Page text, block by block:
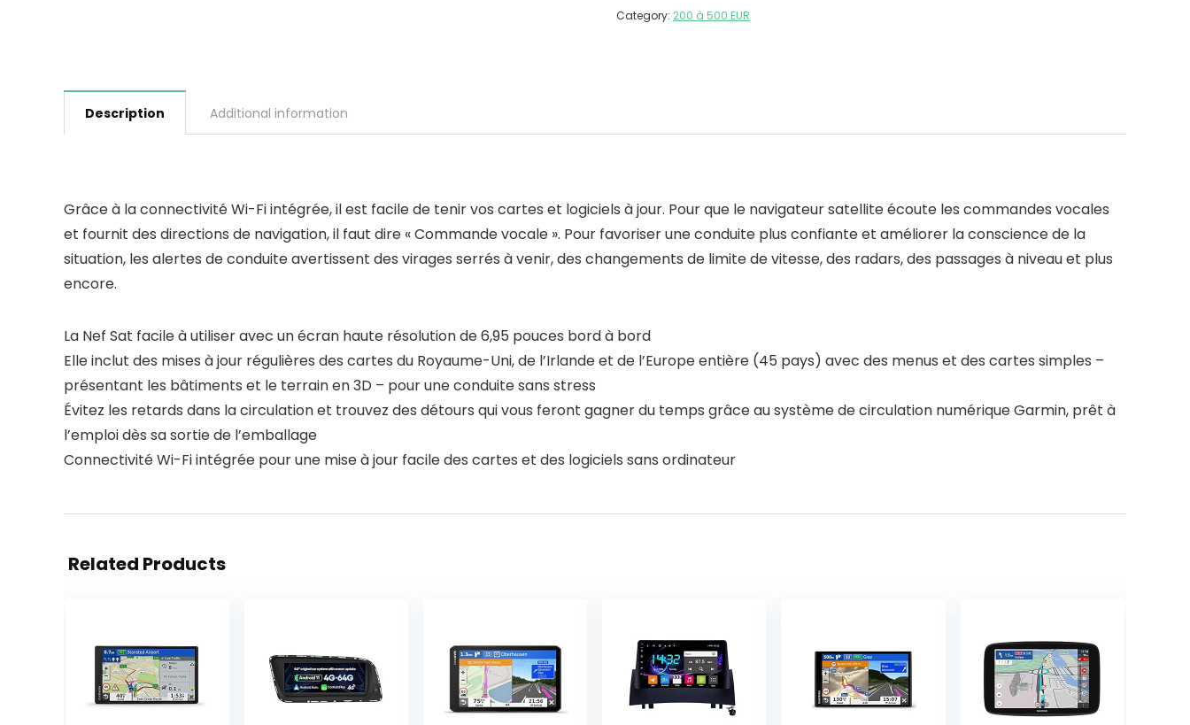
Category: 200 à 500 EUR
Description Additional information
Grâce à la connectivité Wi-Fi intégrée, il est facile de tenir vos cartes et logiciels à jour. Pour que le navigateur satellite écoute les commandes vocales
et fournit des directions de navigation, il faut dire « Commande vocale ». Pour favoriser une conduite plus confiante et améliorer la conscience de la
situation, les alertes de conduite avertissent des virages serrés à venir, des changements de limite de vitesse, des radars, des passages à niveau et plus
encore.
La Nef Sat facile à utiliser avec un écran haute résolution de 6,95 pouces bord à bord
Elle inclut des mises à jour régulières des cartes du Royaume-Uni, de l’Irlande et de l’Europe entière (45 pays) avec des menus et des cartes simples –
présentant les bâtiments et le terrain en 3D – pour une conduite sans stress
Évitez les retards dans la circulation et trouvez des détours qui vous feront gagner du temps grâce au système de circulation numérique Garmin, prêt à
l’emploi dès sa sortie de l’emballage
Connectivité Wi-Fi intégrée pour une mise à jour facile des cartes et des logiciels sans ordinateur
Related Products